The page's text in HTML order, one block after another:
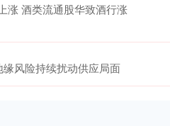
涨 酒类流通股华致酒行涨
风险持续扰动供应局面